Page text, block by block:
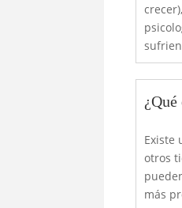
Existe
otros
más